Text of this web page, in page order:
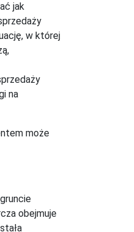
jak
w której
na
może
obejmuje